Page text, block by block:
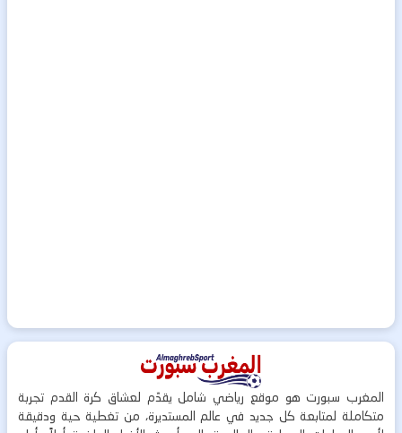
المغرب سبورت هو موقع رياضي شامل يقدّم لعشاق كرة القدم تجربة
متكاملة لمتابعة كل جديد في عالم المستديرة، من تغطية حية ودقيقة